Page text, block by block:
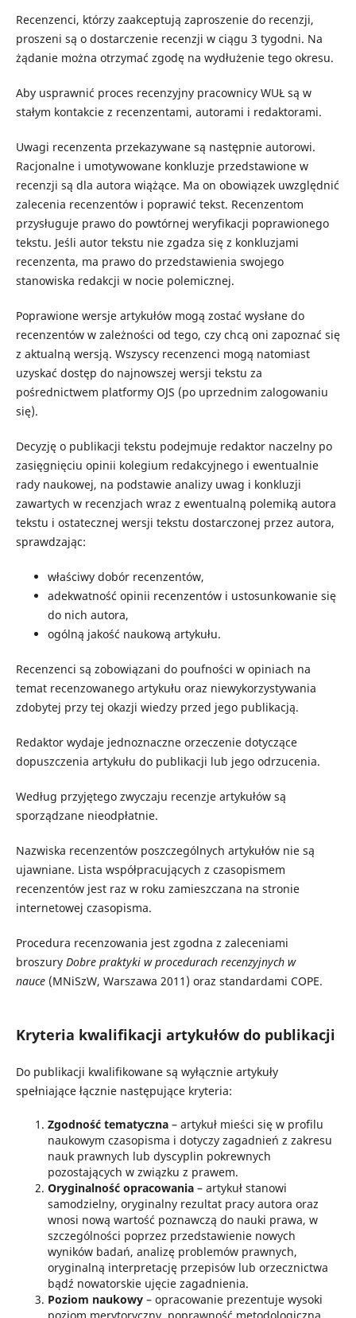
Recenzenci, którzy zaakceptują zaproszenie do recenzji,
proszeni są o dostarczenie recenzji w ciągu 3 tygodni. Na
żądanie można otrzymać zgodę na wydłużenie tego okresu.
Aby usprawnić proces recenzyjny pracownicy WUŁ są w
stałym kontakcie z recenzentami, autorami i redaktorami.
Uwagi recenzenta przekazywane są następnie autorowi.
Racjonalne i umotywowane konkluzje przedstawione w
recenzji są dla autora wiążące. Ma on obowiązek uwzględnić
zalecenia recenzentów i poprawić tekst. Recenzentom
przysługuje prawo do powtórnej weryfikacji poprawionego
tekstu. Jeśli autor tekstu nie zgadza się z konkluzjami
recenzenta, ma prawo do przedstawienia swojego
stanowiska redakcji w nocie polemicznej.
Poprawione wersje artykułów mogą zostać wysłane do
recenzentów w zależności od tego, czy chcą oni zapoznać się
z aktualną wersją. Wszyscy recenzenci mogą natomiast
uzyskać dostęp do najnowszej wersji tekstu za
pośrednictwem platformy OJS (po uprzednim zalogowaniu
się).
Decyzję o publikacji tekstu podejmuje redaktor naczelny po
zasięgnięciu opinii kolegium redakcyjnego i ewentualnie
rady naukowej, na podstawie analizy uwag i konkluzji
zawartych w recenzjach wraz z ewentualną polemiką autora
tekstu i ostatecznej wersji tekstu dostarczonej przez autora,
sprawdzając:
właściwy dobór recenzentów,
adekwatność opinii recenzentów i ustosunkowanie się
do nich autora,
ogólną jakość naukową artykułu.
Recenzenci są zobowiązani do poufności w opiniach na
temat recenzowanego artykułu oraz niewykorzystywania
zdobytej przy tej okazji wiedzy przed jego publikacją.
Redaktor wydaje jednoznaczne orzeczenie dotyczące
dopuszczenia artykułu do publikacji lub jego odrzucenia.
Według przyjętego zwyczaju recenzje artykułów są
sporządzane nieodpłatnie.
Nazwiska recenzentów poszczególnych artykułów nie są
ujawniane. Lista współpracujących z czasopismem
recenzentów jest raz w roku zamieszczana na stronie
internetowej czasopisma.
Procedura recenzowania jest zgodna z zaleceniami
broszury Dobre praktyki w procedurach recenzyjnych w
nauce(MNiSzW, Warszawa 2011) oraz standardami COPE.
Kryteria kwalifikacji artykułów do publikacji
Do publikacji kwalifikowane są wyłącznie artykuły
spełniające łącznie następujące kryteria:
Zgodność tematyczna– artykuł mieści się w profilu
naukowym czasopisma i dotyczy zagadnień z zakresu
nauk prawnych lub dyscyplin pokrewnych
pozostających w związku z prawem.
Oryginalność opracowania– artykuł stanowi
samodzielny, oryginalny rezultat pracy autora oraz
wnosi nową wartość poznawczą do nauki prawa, w
szczególności poprzez przedstawienie nowych
wyników badań, analizę problemów prawnych,
oryginalną interpretację przepisów lub orzecznictwa
bądź nowatorskie ujęcie zagadnienia.
Poziom naukowy– opracowanie prezentuje wysoki